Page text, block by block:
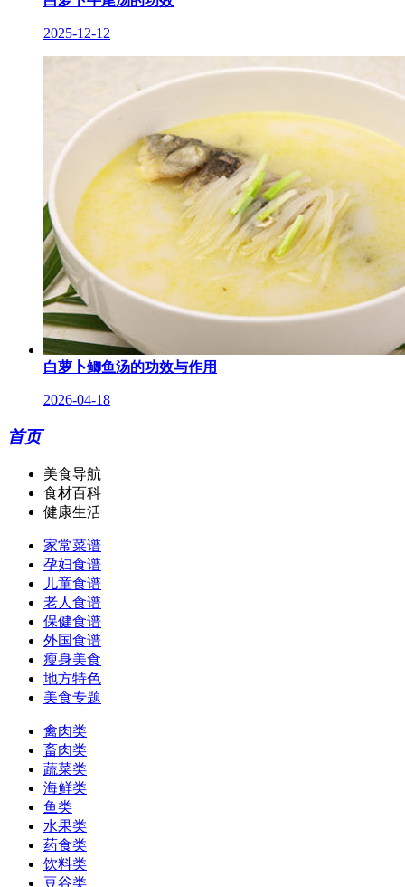
2025-12-12
白萝卜鲫鱼汤的功效与作用
2026-04-18
首页
美食导航
食材百科
健康生活
家常菜谱
孕妇食谱
儿童食谱
老人食谱
保健食谱
外国食谱
瘦身美食
地方特色
美食专题
禽肉类
畜肉类
蔬菜类
海鲜类
鱼类
水果类
药食类
饮料类
豆谷类